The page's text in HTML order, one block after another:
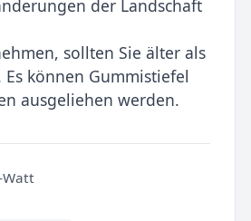
der Landschaft
sollten Sie älter als
Es können Gummistiefel
ausgeliehen werden.
Watt